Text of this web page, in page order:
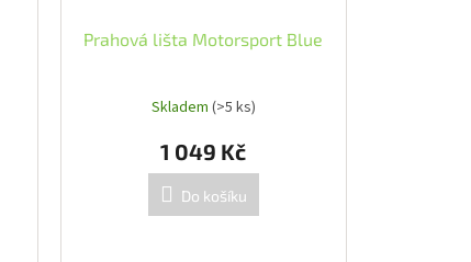
Prahová lišta Motorsport Blue
Skladem (>5 ks)
1 049 Kč
Do košíku